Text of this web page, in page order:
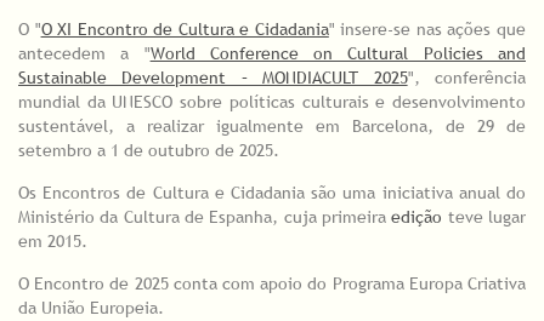
O "O XI Encontro de Cultura e Cidadania" insere-se nas ações que
antecedem a "World Conference on Cultural Policies and
Sustainable Development – MONDIACULT 2025", conferência
mundial da UNESCO sobre políticas culturais e desenvolvimento
sustentável, a realizar igualmente em Barcelona, de 29 de
setembro a 1 de outubro de 2025.
Os Encontros de Cultura e Cidadania são uma iniciativa anual do
Ministério da Cultura de Espanha, cuja primeiraedição teve lugar
em 2015.
O Encontro de 2025 conta com apoio do Programa Europa Criativa
da União Europeia.